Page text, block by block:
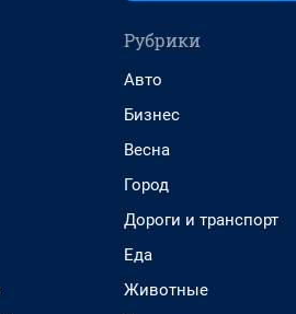
Рубрики
Авто
Бизнес
Весна
Город
Дороги и транспорт
Еда
Животные